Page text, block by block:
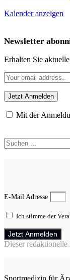
Kalender anzeigen
Newsletter
Erhalten Sie
Mit der
Suchen
nach:
E-Mail Adresse
Ich stimme der
Jetzt Anmelden
Dieser
Sportmedizin für